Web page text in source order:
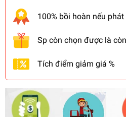
100% bồi hoàn nếu
Sp còn chọn được là
Tích điểm giảm giá %